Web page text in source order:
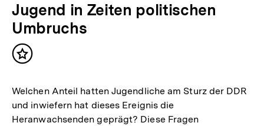
Jugend in Zeiten politischen
Umbruchs
Inhalt
Welchen Anteil hatten Jugendliche am Sturz der DDR
und inwiefern hat dieses Ereignis die
Heranwachsenden geprägt? Diese Fragen